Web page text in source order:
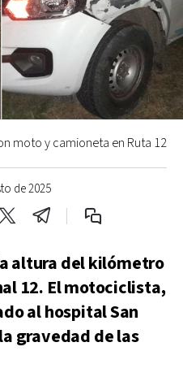
de 2025
moto y camioneta en Ruta 12
altura del kilómetro
12. El motociclista,
al hospital San
gravedad de las